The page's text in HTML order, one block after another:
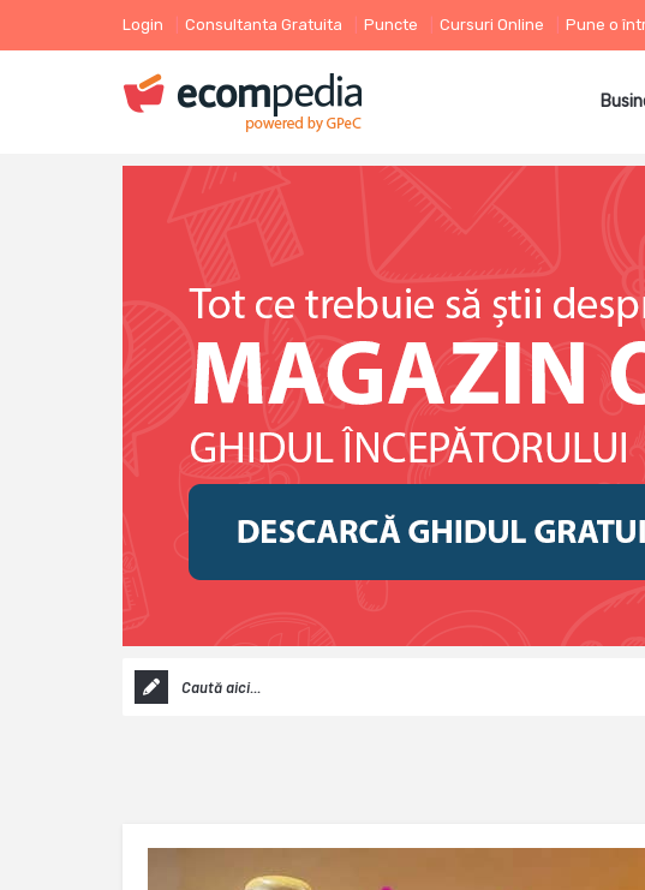
Login Consultanta Gratuita Puncte Cursuri Online Pune o